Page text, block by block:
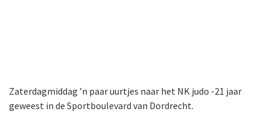
Zaterdagmiddag ’n paar uurtjes naar het NK judo -21 jaar
geweest in de Sportboulevard van Dordrecht.